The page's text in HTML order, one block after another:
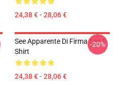
24,38 € - 28,06 €
See Apparente Di Firma See T-
Shirt
24,38 € - 28,06 €
-20%